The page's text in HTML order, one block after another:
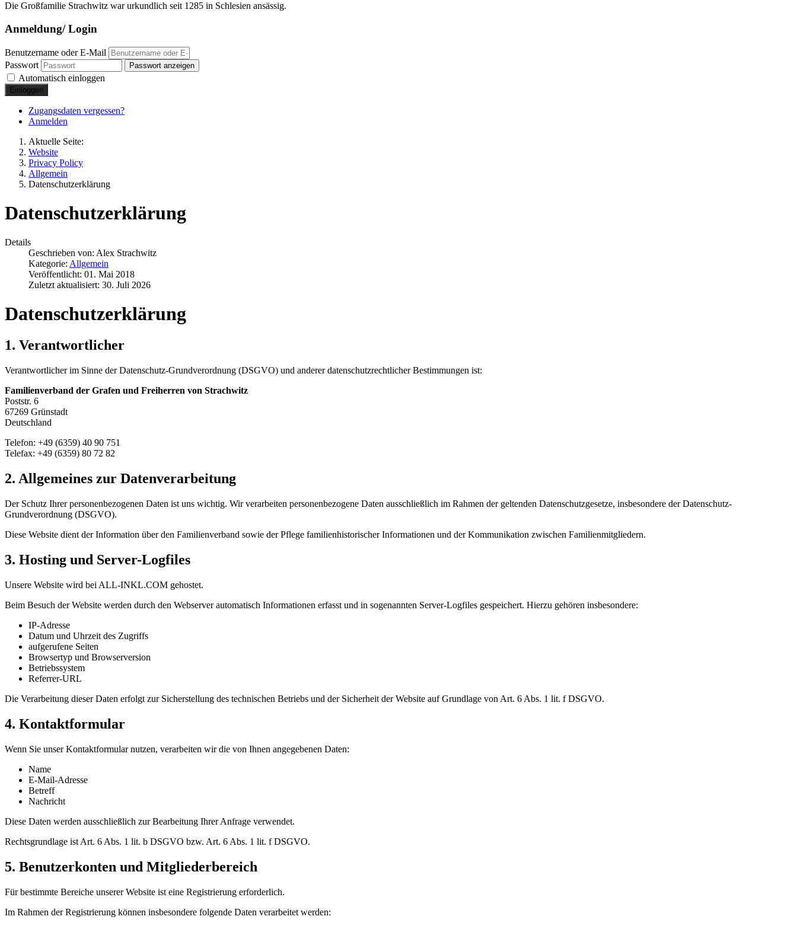
Die Großfamilie Strachwitz war urkundlich seit 1285 in Schlesien ansässig.
Anmeldung/ Login
Benutzername oder E-Mail
Passwort
Passwort anzeigen
Automatisch einloggen
Einloggen
Zugangsdaten vergessen?
Anmelden
Aktuelle Seite:
Website
Privacy Policy
Allgemein
Datenschutzerklärung
Datenschutzerklärung
Details
Geschrieben von: Alex Strachwitz
Kategorie: Allgemein
Veröffentlicht: 01. Mai 2018
Zuletzt aktualisiert: 30. Juli 2026
Datenschutzerklärung
1. Verantwortlicher
Verantwortlicher im Sinne der Datenschutz-Grundverordnung (DSGVO) und anderer datenschutzrechtlicher Bestimmungen ist:
Familienverband der Grafen und Freiherren von Strachwitz
Poststr. 6
67269 Grünstadt
Deutschland
Telefon: +49 (6359) 40 90 751
Telefax: +49 (6359) 80 72 82
2. Allgemeines zur Datenverarbeitung
Der Schutz Ihrer personenbezogenen Daten ist uns wichtig. Wir verarbeiten personenbezogene Daten ausschließlich im Rahmen der geltenden Datenschutzgesetze, insbesondere der Datenschutz-
Grundverordnung (DSGVO).
Diese Website dient der Information über den Familienverband sowie der Pflege familienhistorischer Informationen und der Kommunikation zwischen Familienmitgliedern.
3. Hosting und Server-Logfiles
Unsere Website wird bei ALL-INKL.COM gehostet.
Beim Besuch der Website werden durch den Webserver automatisch Informationen erfasst und in sogenannten Server-Logfiles gespeichert. Hierzu gehören insbesondere:
IP-Adresse
Datum und Uhrzeit des Zugriffs
aufgerufene Seiten
Browsertyp und Browserversion
Betriebssystem
Referrer-URL
Die Verarbeitung dieser Daten erfolgt zur Sicherstellung des technischen Betriebs und der Sicherheit der Website auf Grundlage von Art. 6 Abs. 1 lit. f DSGVO.
4. Kontaktformular
Wenn Sie unser Kontaktformular nutzen, verarbeiten wir die von Ihnen angegebenen Daten:
Name
E-Mail-Adresse
Betreff
Nachricht
Diese Daten werden ausschließlich zur Bearbeitung Ihrer Anfrage verwendet.
Rechtsgrundlage ist Art. 6 Abs. 1 lit. b DSGVO bzw. Art. 6 Abs. 1 lit. f DSGVO.
5. Benutzerkonten und Mitgliederbereich
Für bestimmte Bereiche unserer Website ist eine Registrierung erforderlich.
Im Rahmen der Registrierung können insbesondere folgende Daten verarbeitet werden: